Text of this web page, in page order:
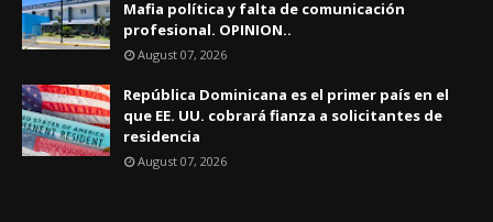
Mafia política y falta de comunicación
profesional. OPINION..
August 07, 2026
República Dominicana es el primer país en el
que EE. UU. cobrará fianza a solicitantes de
residencia
August 07, 2026